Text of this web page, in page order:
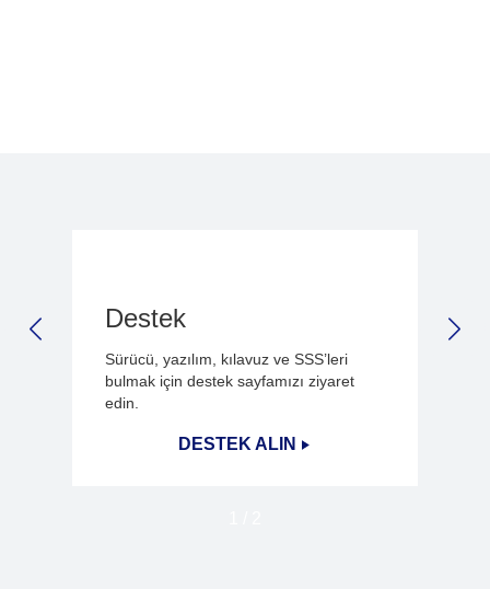
Destek
Sürücü, yazılım, kılavuz ve SSS’leri
bulmak için destek sayfamızı ziyaret
edin.
DESTEK ALIN
PREVIOUS SLIDE